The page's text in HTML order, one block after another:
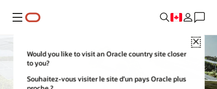
Menu
Close
Would you like to visit an Oracle country site closer
to you?
Souhaitez-vous visiter le site d’un pays Oracle plus